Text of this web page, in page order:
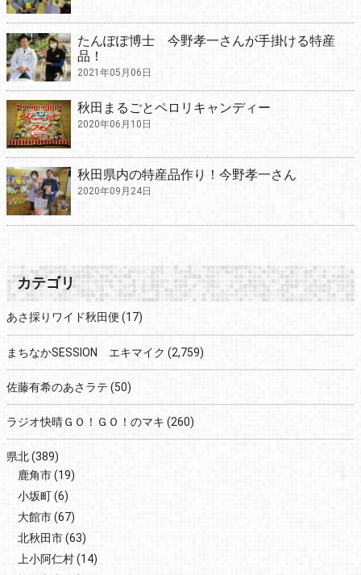
たんぽぽ博士 今野孝一さんが手掛ける特産
品！
2021年05月06日
秋田まるごとペロリキャンディー
2020年06月10日
秋田県内の特産品作り！今野孝一さん
2020年09月24日
カテゴリ
あさ採りワイド秋田便 (17)
まちなかSESSION エキマイク (2,759)
佐藤有希のあさラテ (50)
ラジオ快晴ＧＯ！ＧＯ！のマキ (260)
県北(389)
鹿角市(19)
小坂町(6)
大館市(67)
北秋田市(63)
上小阿仁村(14)